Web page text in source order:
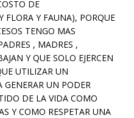
DE
FLORA Y FAUNA), PORQUE
TENGO MAS
, MADRES ,
Y QUE SOLO EJERCEN
UTILIZAR UN
UN PODER
DE LA VIDA COMO
Y COMO RESPETAR UNA